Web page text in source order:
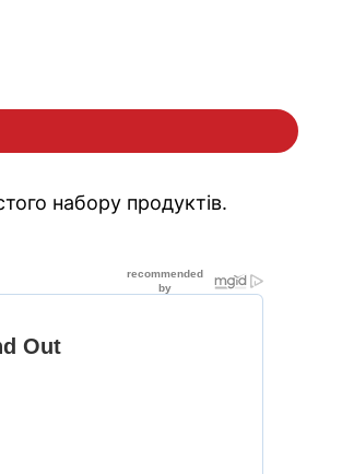
набору продуктів.